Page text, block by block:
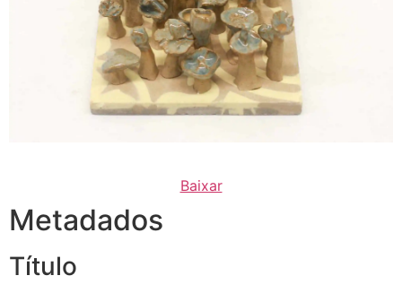
Baixar
Metadados
Título